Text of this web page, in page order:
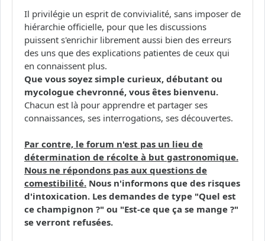
Il privilégie un esprit de convivialité, sans imposer de
hiérarchie officielle, pour que les discussions
puissent s'enrichir librement aussi bien des erreurs
des uns que des explications patientes de ceux qui
en connaissent plus.
Que vous soyez simple curieux, débutant ou
mycologue chevronné, vous êtes bienvenu.
Chacun est là pour apprendre et partager ses
connaissances, ses interrogations, ses découvertes.
Par contre, le forum n'est pas un lieu de
détermination de récolte à but gastronomique.
Nous ne répondons pas aux questions de
comestibilité. Nous n'informons que des risques
d'intoxication. Les demandes de type "Quel est
ce champignon ?" ou "Est-ce que ça se mange ?"
se verront refusées.